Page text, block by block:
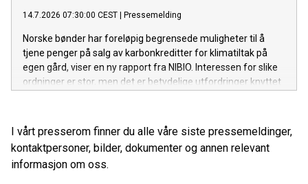
14.7.2026 07:30:00 CEST | Pressemelding
Norske bønder har foreløpig begrensede muligheter til å
tjene penger på salg av karbonkreditter for klimatiltak på
egen gård, viser en ny rapport fra NIBIO. Interessen for slike
ordninger er stor, men det er betydelige utfordringer knyttet
I vårt presserom finner du alle våre siste pressemeldinger,
kontaktpersoner, bilder, dokumenter og annen relevant
informasjon om oss.